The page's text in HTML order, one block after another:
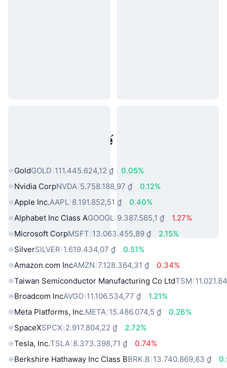
Tài sản trong thế giới thực phổ
GoldGOLD 111.445.624,12 ₫
0.05%
Nvidia CorpNVDA 5.758.188,97 ₫
0.12%
Apple Inc.AAPL 8.191.852,51 ₫
0.40%
Alphabet Inc Class AGOOGL 9.387.565,1 ₫
1.27%
Microsoft CorpMSFT 13.063.455,89 ₫
2.15%
SilverSILVER 1.619.434,07 ₫
0.51%
Amazon.com IncAMZN 7.128.364,31 ₫
0.34%
Taiwan Semiconductor Manufacturing Co LtdTSM
Broadcom IncAVGO 11.106.534,77 ₫
1.21%
Meta Platforms, Inc.META 15.486.074,5 ₫
0.26%
SpaceXSPCX 2.917.804,22 ₫
2.72%
Tesla, Inc.TSLA 8.373.398,71 ₫
0.74%
Berkshire Hathaway Inc Class BBRK.B 13.740.869,83 ₫